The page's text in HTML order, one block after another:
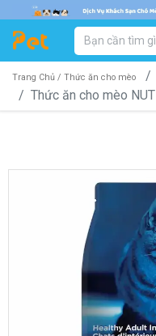
DANH
SẢN PHẨM DÀNH CHO
Trang Chủ / Thức ăn cho mèo
Thức ăn cho mèo